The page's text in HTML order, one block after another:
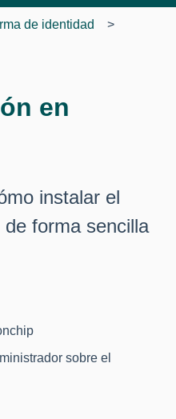
de identidad
en
instalar el
forma sencilla
sobre el